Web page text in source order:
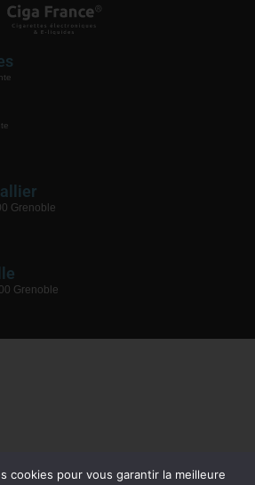
Grenoble
Grenoble
cookies pour vous garantir la meilleure